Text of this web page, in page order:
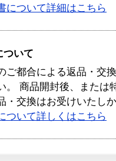
について詳細はこちら
ついて
ご都合による返品・交
。 商品開封後、または
・交換はお受けいたし
ついて詳しくはこちら